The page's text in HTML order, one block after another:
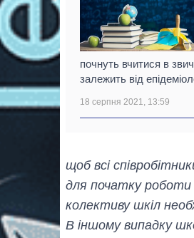
почнуть вчитися в
залежить від
18 серпня 2021, 13:59
щоб всі
для початку роботи
колективу шкіл
В іншому випадку